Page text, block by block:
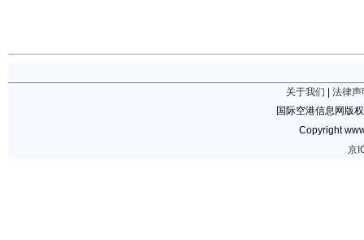
关于我们
法律声
国际空港信息网版
Copyright
京